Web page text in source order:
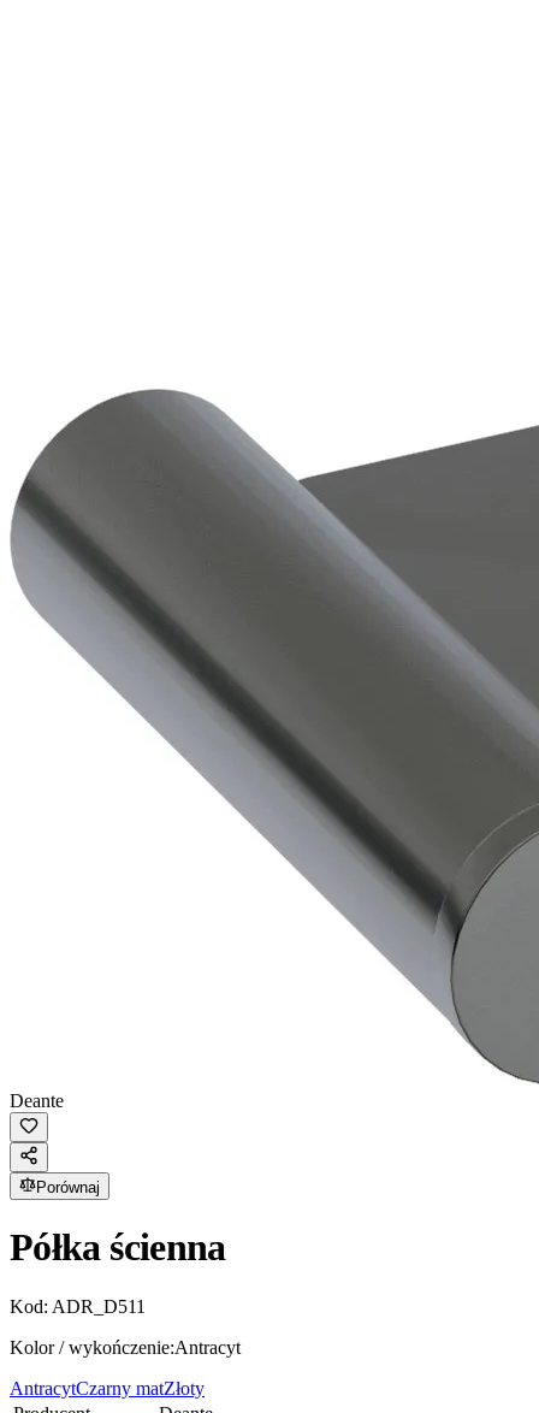
Deante
Porównaj
Półka ścienna
Kod: ADR_D511
Kolor / wykończenie:Antracyt
AntracytCzarny matZłoty